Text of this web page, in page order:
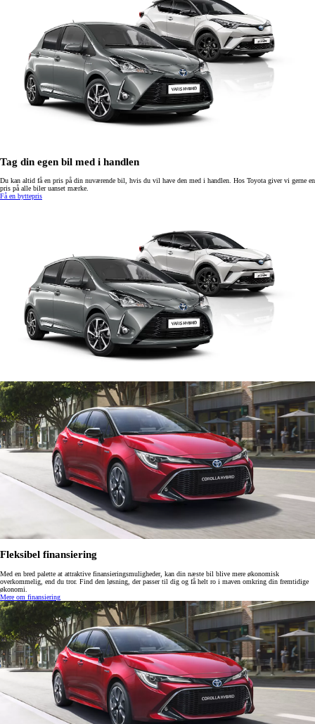
Tag din egen bil med i handlen
Du kan altid få en pris på din nuværende bil, hvis du vil have den med i handlen. Hos Toyota giver vi gerne en
pris på alle biler uanset mærke.
Få en byttepris
Fleksibel finansiering
Med en bred palette at attraktive finansieringsmuligheder, kan din næste bil blive mere økonomisk
overkommelig, end du tror. Find den løsning, der passer til dig og få helt ro i maven omkring din fremtidige
økonomi.
Mere om finansiering